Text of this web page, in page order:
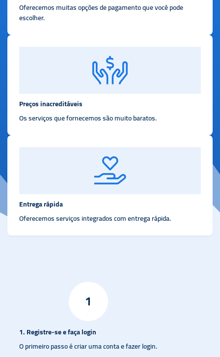
Oferecemos muitas opções de pagamento que você pode
escolher.
Preços inacreditáveis
Os serviços que fornecemos são muito baratos.
Entrega rápida
Oferecemos serviços integrados com entrega rápida.
1
1. Registre-se e faça login
O primeiro passo é criar uma conta e fazer login.